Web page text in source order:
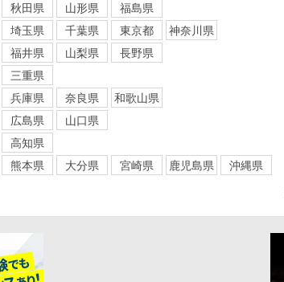
秋田県 山形県
福島県
埼玉県 千葉県 東京都
神奈川県
福井県 山梨県
長野県
三重県
兵庫県 奈良県
和歌山県
広島県
山口県
高知県
熊本県 大分県 宮崎県 鹿児島県 沖縄県